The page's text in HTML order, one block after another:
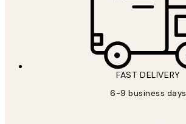
FAST DELIVERY
6-9 business days